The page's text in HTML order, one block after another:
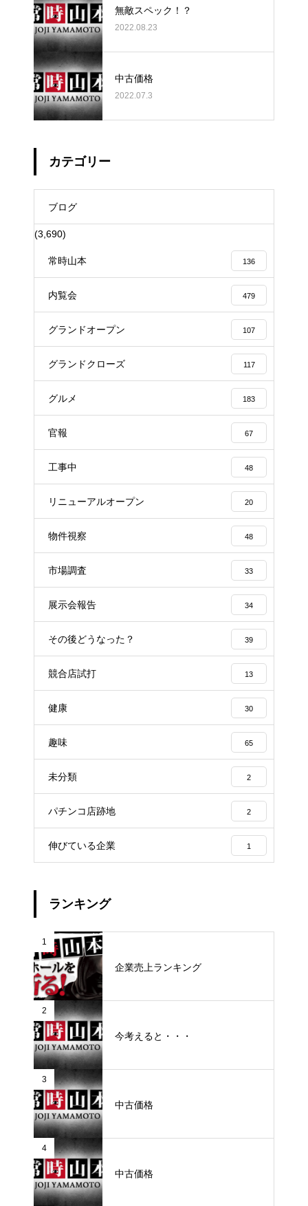
無敵スペック！？
2022.08.23
中古価格
2022.07.3
カテゴリー
ブログ
(3,690)
常時山本 136
内覧会 479
グランドオープン 107
グランドクローズ 117
グルメ 183
官報 67
工事中 48
リニューアルオープン 20
物件視察 48
市場調査 33
展示会報告 34
その後どうなった？ 39
競合店試打 13
健康 30
趣味 65
未分類 2
パチンコ店跡地 2
伸びている企業 1
ランキング
1
企業売上ランキング
2
今考えると・・・
3
中古価格
4
中古価格